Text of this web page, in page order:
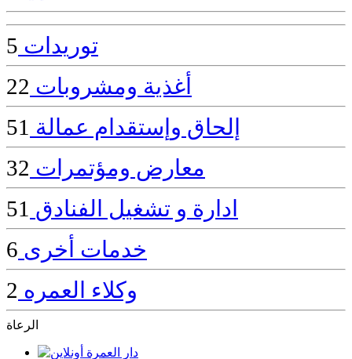
توريدات 5
أغذية ومشروبات 22
إلحاق وإستقدام عمالة 51
معارض ومؤتمرات 32
ادارة و تشغيل الفنادق 51
خدمات أخرى 6
وكلاء العمره 2
الرعاة